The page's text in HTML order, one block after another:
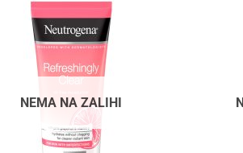
NEMA NA ZALIHI